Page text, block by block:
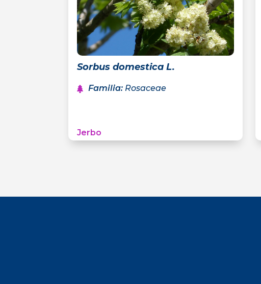
Sorbus domestica L.
Familia: Rosaceae
Jerbo